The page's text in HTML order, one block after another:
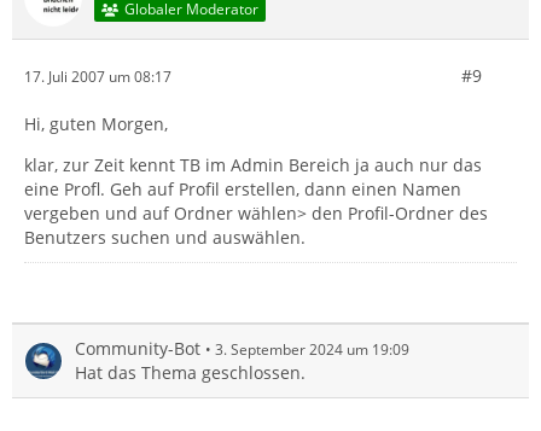
Globaler Moderator
17. Juli 2007 um 08:17 #9
Hi, guten Morgen,
klar, zur Zeit kennt TB im Admin Bereich ja auch nur das
eine Profl. Geh auf Profil erstellen, dann einen Namen
vergeben und auf Ordner wählen> den Profil-Ordner des
Benutzers suchen und auswählen.
Community-Bot 3. September 2024 um 19:09
Hat das Thema geschlossen.